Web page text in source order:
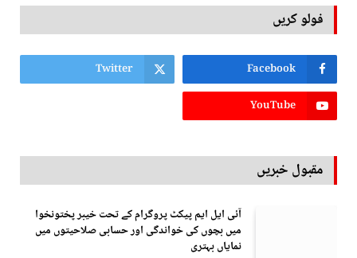
فولو کریں
Facebook
Twitter
YouTube
مقبول خبریں
آئی ایل ایم پیکٹ پروگرام کے تحت خیبر پختونخوا
میں بچوں کی خواندگی اور حسابی صلاحیتوں میں
نمایاں بہتری